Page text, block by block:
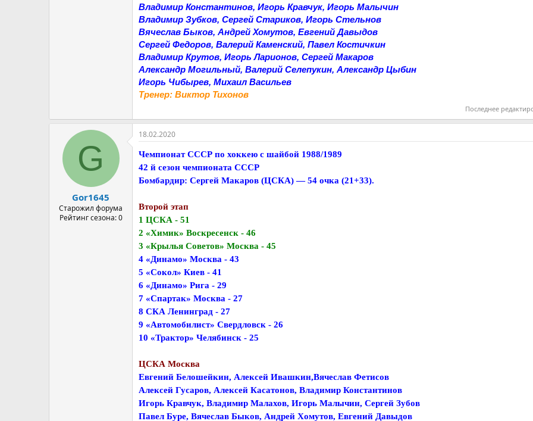
Владимир Константинов, Игорь Кравчук, Игорь Малычин
Владимир Зубков, Сергей Стариков, Игорь Стельнов
Вячеслав Быков, Андрей Хомутов, Евгений Давыдов
Сергей Федоров, Валерий Каменский, Павел Костичкин
Владимир Крутов, Игорь Ларионов, Сергей Макаров
Александр Могильный, Валерий Селепукин, Александр Цыбин
Игорь Чибырев, Михаил Васильев
Тренер: Виктор Тихонов
Последнее
G
Gor1645
Старожил форума
Рейтинг сезона: 0
18.02.2020
Чемпионат СССР по хоккею с шайбой 1988/1989
42 й сезон чемпионата СССР
Бомбардир: Сергей Макаров (ЦСКА) — 54 очка (21+33).
Второй этап
1 ЦСКА - 51
2 «Химик» Воскресенск - 46
3 «Крылья Советов» Москва - 45
4 «Динамо» Москва - 43
5 «Сокол» Киев - 41
6 «Динамо» Рига - 29
7 «Спартак» Москва - 27
8 СКА Ленинград - 27
9 «Автомобилист» Свердловск - 26
10 «Трактор» Челябинск - 25
ЦСКА Москва
Евгений Белошейкин, Алексей Ивашкин,Вячеслав Фетисов
Алексей Гусаров, Алексей Касатонов, Владимир Константинов
Игорь Кравчук, Владимир Малахов, Игорь Малычин, Сергей Зубов
Павел Буре, Вячеслав Быков, Андрей Хомутов, Евгений Давыдов